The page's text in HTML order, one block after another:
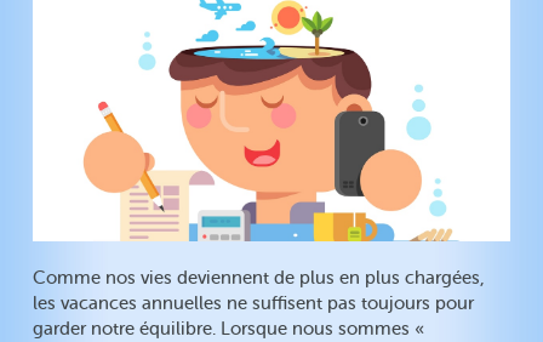
Comme nos vies deviennent de plus en plus chargées,
les vacances annuelles ne suffisent pas toujours pour
garder notre équilibre. Lorsque nous sommes «